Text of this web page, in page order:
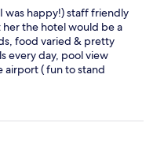
was happy!) staff friendly
the hotel would be a
food varied & pretty
every day, pool view
airport ( fun to stand
via Matagorda to the
to the right, bus stops
atmosphere, quiet at
to eat, relax, socialise